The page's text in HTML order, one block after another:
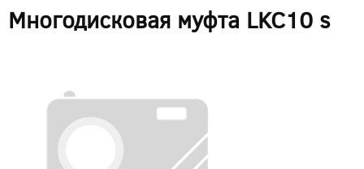
Многодисковая муфта LKC10 s